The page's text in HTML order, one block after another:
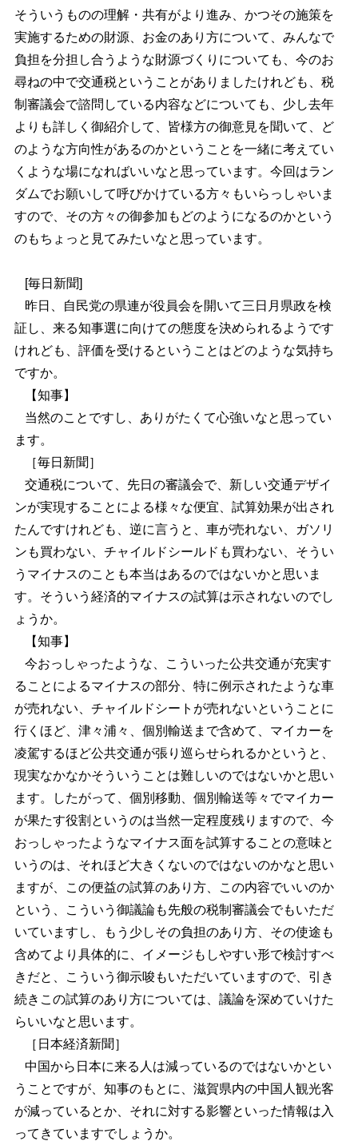
そういうものの理解・共有がより進み、かつその施策を
実施するための財源、お金のあり方について、みんなで
負担を分担し合うような財源づくりについても、今のお
尋ねの中で交通税ということがありましたけれども、税
制審議会で諮問している内容などについても、少し去年
よりも詳しく御紹介して、皆様方の御意見を聞いて、ど
のような方向性があるのかということを一緒に考えてい
くような場になればいいなと思っています。今回はラン
ダムでお願いして呼びかけている方々もいらっしゃいま
すので、その方々の御参加もどのようになるのかという
のもちょっと見てみたいなと思っています。
[毎日新聞]
昨日、自民党の県連が役員会を開いて三日月県政を検
証し、来る知事選に向けての態度を決められるようです
けれども、評価を受けるということはどのような気持ち
ですか。
【知事】
当然のことですし、ありがたくて心強いなと思ってい
ます。
［毎日新聞］
交通税について、先日の審議会で、新しい交通デザイ
ンが実現することによる様々な便宜、試算効果が出され
たんですけれども、逆に言うと、車が売れない、ガソリ
ンも買わない、チャイルドシールドも買わない、そうい
うマイナスのことも本当はあるのではないかと思いま
す。そういう経済的マイナスの試算は示されないのでし
ょうか。
【知事】
今おっしゃったような、こういった公共交通が充実す
ることによるマイナスの部分、特に例示されたような車
が売れない、チャイルドシートが売れないということに
行くほど、津々浦々、個別輸送まで含めて、マイカーを
凌駕するほど公共交通が張り巡らせられるかというと、
現実なかなかそういうことは難しいのではないかと思い
ます。したがって、個別移動、個別輸送等々でマイカー
が果たす役割というのは当然一定程度残りますので、今
おっしゃったようなマイナス面を試算することの意味と
いうのは、それほど大きくないのではないのかなと思い
ますが、この便益の試算のあり方、この内容でいいのか
という、こういう御議論も先般の税制審議会でもいただ
いていますし、もう少しその負担のあり方、その使途も
含めてより具体的に、イメージもしやすい形で検討すべ
きだと、こういう御示唆もいただいていますので、引き
続きこの試算のあり方については、議論を深めていけた
らいいなと思います。
［日本経済新聞］
中国から日本に来る人は減っているのではないかとい
うことですが、知事のもとに、滋賀県内の中国人観光客
が減っているとか、それに対する影響といった情報は入
ってきていますでしょうか。